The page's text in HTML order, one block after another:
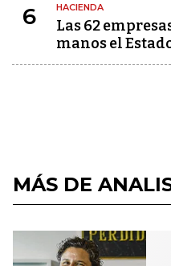
6 HACIENDA
Las 62
manos el
MÁS DE